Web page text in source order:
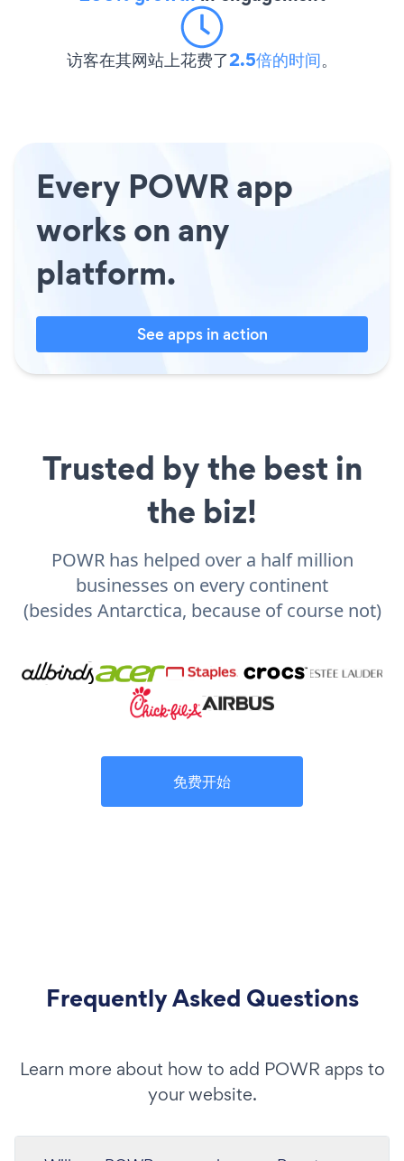
访客在其网站上花费了2.5倍的时间。
Every POWR app
works on any
platform.
See apps in action
Trusted by the best in
the biz!
POWR has helped over a half million
businesses on every continent
(besides Antarctica, because of course not)
免费开始
Frequently Asked Questions
Learn more about how to add POWR apps to
your website.